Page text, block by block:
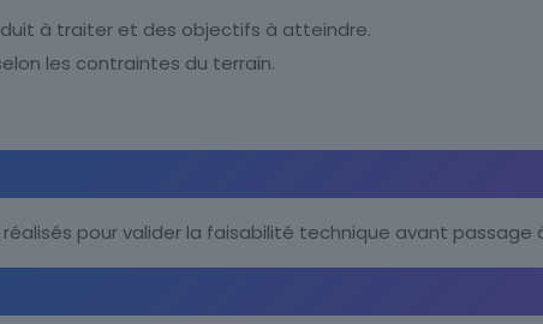
à traiter et des objectifs à atteindre.
les contraintes du terrain.
pour valider la faisabilité technique avant passage